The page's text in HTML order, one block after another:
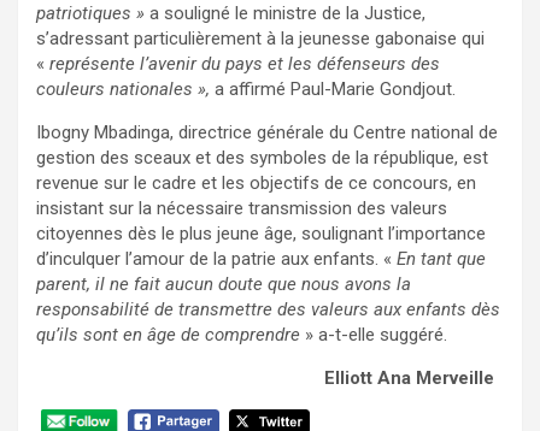
patriotiques » a souligné le ministre de la Justice,
s’adressant particulièrement à la jeunesse gabonaise qui
« représente l’avenir du pays et les défenseurs des
couleurs nationales », a affirmé Paul-Marie Gondjout.
Ibogny Mbadinga, directrice générale du Centre national de
gestion des sceaux et des symboles de la république, est
revenue sur le cadre et les objectifs de ce concours, en
insistant sur la nécessaire transmission des valeurs
citoyennes dès le plus jeune âge, soulignant l’importance
d’inculquer l’amour de la patrie aux enfants. « En tant que
parent, il ne fait aucun doute que nous avons la
responsabilité de transmettre des valeurs aux enfants dès
qu’ils sont en âge de comprendre » a-t-elle suggéré.
Elliott Ana Merveille